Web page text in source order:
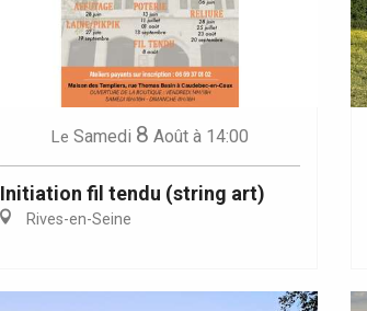
Forges-les-Eaux
Le Samedi 8 Août à 14:00
Initiation fil tendu (string art)
Rives-en-Seine